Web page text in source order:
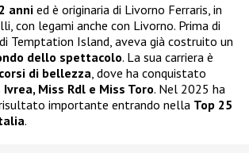
anni ed è originaria di Livorno Ferraris, in
con legami anche con Livorno. Prima di
di Temptation Island, aveva già costruito un
dello spettacolo. La sua carriera è
di bellezza , dove ha conquistato
Ivrea, Miss Rdl e Miss Toro. Nel 2025 ha
importante entrando nella Top 25
.